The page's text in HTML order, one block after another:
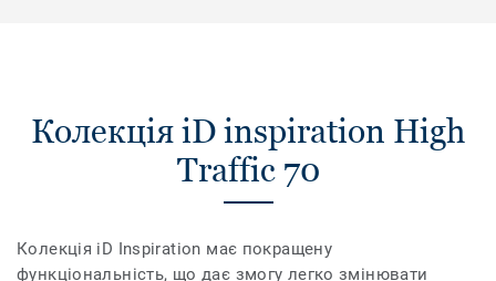
Колекція iD inspiration High
Traffic 70
Колекція iD Inspiration має покращену
функціональність, що дає змогу легко змінювати